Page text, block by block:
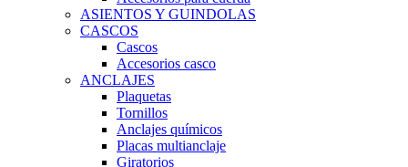
ASIENTOS Y GUINDOLAS
CASCOS
Cascos
Accesorios casco
ANCLAJES
Plaquetas
Tornillos
Anclajes químicos
Placas multianclaje
Giratorios